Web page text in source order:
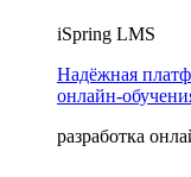
iSpring LMS
Надёжная
разработка